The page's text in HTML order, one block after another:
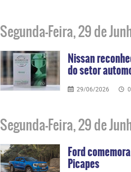
Segunda-Feira, 29 de
Nissan
do setor
29/06/2026
Segunda-Feira, 29 de
Ford
Picapes